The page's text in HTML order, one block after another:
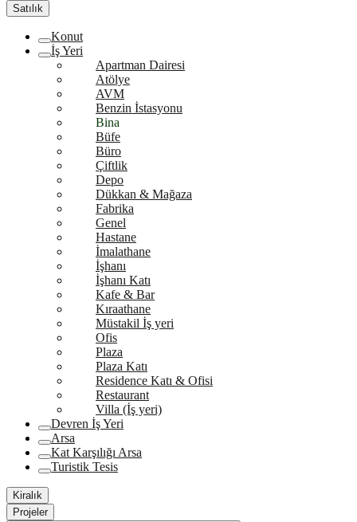
Satılık
Konut
İş Yeri
Apartman Dairesi
Atölye
AVM
Benzin İstasyonu
Bina
Büfe
Büro
Çiftlik
Depo
Dükkan & Mağaza
Fabrika
Genel
Hastane
İmalathane
İşhanı
İşhanı Katı
Kafe & Bar
Kıraathane
Müstakil İş yeri
Ofis
Plaza
Plaza Katı
Residence Katı & Ofisi
Restaurant
Villa (İş yeri)
Devren İş Yeri
Arsa
Kat Karşılığı Arsa
Turistik Tesis
Kiralık
Projeler